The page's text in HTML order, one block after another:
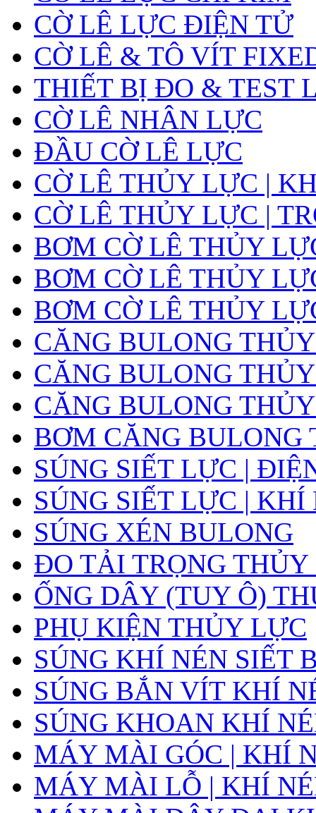
CỜ LÊ LỰC ĐIỆN TỬ
CỜ LÊ & TÔ VÍT
THIẾT BỊ ĐO & TEST
CỜ LÊ NHÂN LỰC
ĐẦU CỜ LÊ LỰC
CỜ LÊ THỦY LỰC |
CỜ LÊ THỦY LỰC |
BƠM CỜ LÊ THỦY
BƠM CỜ LÊ THỦY
BƠM CỜ LÊ THỦY
CĂNG BULONG
CĂNG BULONG
CĂNG BULONG
BƠM CĂNG BULONG
SÚNG SIẾT LỰC |
SÚNG SIẾT LỰC | KHÍ
SÚNG XÉN BULONG
ĐO TẢI TRỌNG
ỐNG DÂY (TUY Ô)
PHỤ KIỆN THỦY LỰC
SÚNG KHÍ NÉN SIẾT
SÚNG BẮN VÍT KHÍ
SÚNG KHOAN KHÍ
MÁY MÀI GÓC | KHÍ
MÁY MÀI LỖ | KHÍ